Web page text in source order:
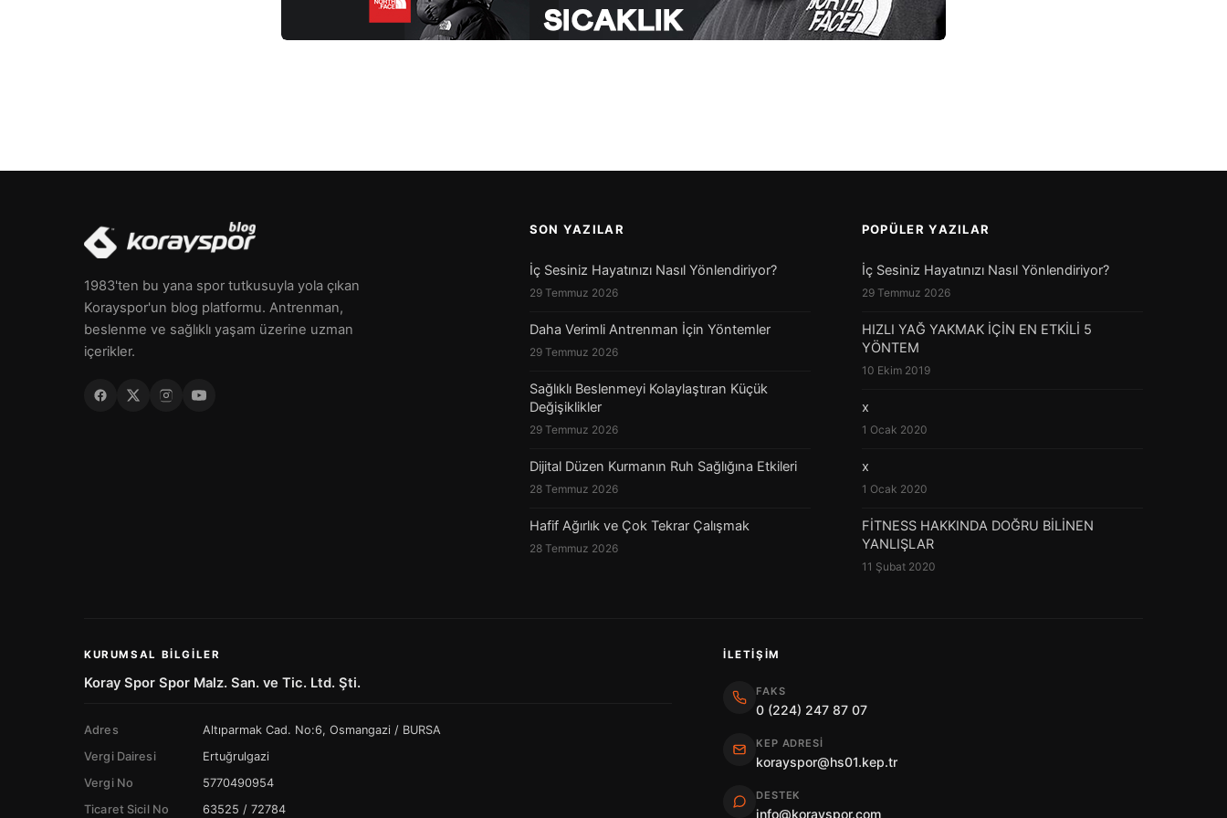
1983'ten bu yana spor tutkusuyla yola çıkan
Korayspor'un blog platformu. Antrenman,
beslenme ve sağlıklı yaşam üzerine uzman
içerikler.
SON YAZILAR
İç Sesiniz Hayatınızı Nasıl Yönlendiriyor?
29 Temmuz 2026
Daha Verimli Antrenman İçin Yöntemler
29 Temmuz 2026
Sağlıklı Beslenmeyi Kolaylaştıran Küçük
Değişiklikler
29 Temmuz 2026
Dijital Düzen Kurmanın Ruh Sağlığına Etkileri
28 Temmuz 2026
Hafif Ağırlık ve Çok Tekrar Çalışmak
28 Temmuz 2026
POPÜLER YAZILAR
İç Sesiniz Hayatınızı Nasıl Yönlendiriyor?
29 Temmuz 2026
HIZLI YAĞ YAKMAK İÇİN EN ETKİLİ 5
YÖNTEM
10 Ekim 2019
x
1 Ocak 2020
x
1 Ocak 2020
FİTNESS HAKKINDA DOĞRU BİLİNEN
YANLIŞLAR
11 Şubat 2020
KURUMSAL BILGILER
Koray Spor Spor Malz. San. ve Tic. Ltd. Şti.
Adres
Altıparmak Cad. No:6, Osmangazi / BURSA
Vergi Dairesi
Ertuğrulgazi
Vergi No
5770490954
Ticaret Sicil No
63525 / 72784
İLETIŞIM
FAKS
0 (224) 247 87 07
KEP ADRESI
korayspor@hs01.kep.tr
DESTEK
info@korayspor.com